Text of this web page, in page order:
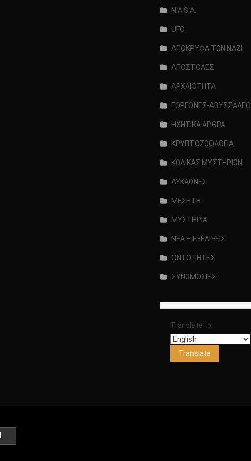
N.A.S.A.
UFO
ΑΠΟΚΡΥΦΑ ΤΩΝ ΝΑΖΙ
ΑΠΟΣΤΟΛΕΣ
ΑΡΧΑΙΟΤΗΤΑ
ΓΟΡΓΟΝΕΣ-ΑΒΥΣΣΑΛΕΟΙ
ΗΧΗΤΙΚΑ ΑΡΘΡΑ
ΚΡΥΠΤΟΖΩΟΛΟΓΙΑ
ΚΩΔΙΚΑΣ ΜΥΣΤΗΡΙΩΝ
ΛΥΚΑΩΝΕΣ
ΜΕΣΗ ΓΗ
ΜΥΣΤΗΡΙΑ
ΝΕΑ – ΕΞΕΛΙΞΕΙΣ
ΟΝΤΟΤΗΤΕΣ
ΣΥΝΩΜΟΣΙΕΣ
Translate to: